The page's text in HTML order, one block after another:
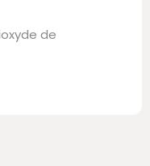
de